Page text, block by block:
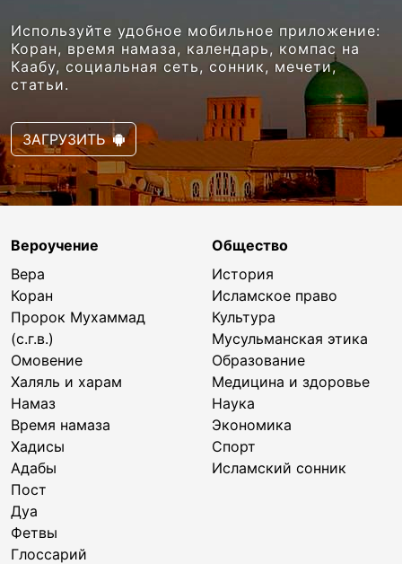
Используйте удобное мобильное приложение:
Коран, время намаза, календарь, компас на
Каабу, социальная сеть, сонник, мечети,
статьи.
ЗАГРУЗИТЬ
Вероучение
Вера
Коран
Пророк Мухаммад
(с.г.в.)
Омовение
Халяль и харам
Намаз
Время намаза
Хадисы
Адабы
Пост
Дуа
Фетвы
Глоссарий
Общество
История
Исламское право
Культура
Мусульманская этика
Образование
Медицина и здоровье
Наука
Экономика
Спорт
Исламский сонник